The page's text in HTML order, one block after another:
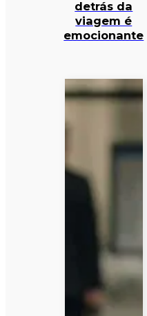
detrás da
viagem é
emocionante